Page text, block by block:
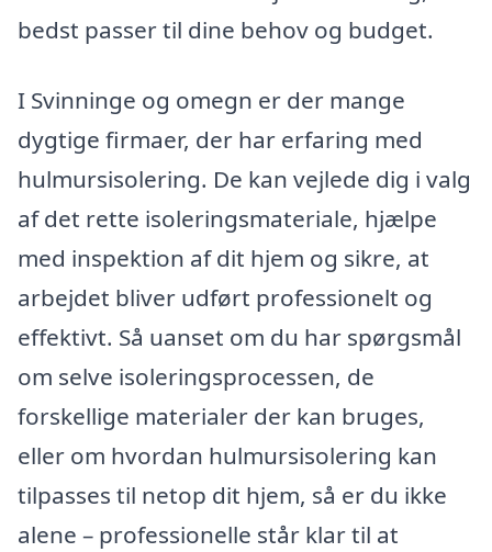
bedst passer til dine behov og budget.
I Svinninge og omegn er der mange
dygtige firmaer, der har erfaring med
hulmursisolering. De kan vejlede dig i valg
af det rette isoleringsmateriale, hjælpe
med inspektion af dit hjem og sikre, at
arbejdet bliver udført professionelt og
effektivt. Så uanset om du har spørgsmål
om selve isoleringsprocessen, de
forskellige materialer der kan bruges,
eller om hvordan hulmursisolering kan
tilpasses til netop dit hjem, så er du ikke
alene – professionelle står klar til at